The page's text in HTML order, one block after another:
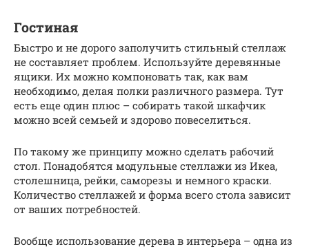
Гостиная
Быстро и не дорого заполучить стильный стеллаж
не составляет проблем. Используйте деревянные
ящики. Их можно компоновать так, как вам
необходимо, делая полки различного размера. Тут
есть еще один плюс – собирать такой шкафчик
можно всей семьей и здорово повеселиться.
По такому же принципу можно сделать рабочий
стол. Понадобятся модульные стеллажи из Икеа,
столешница, рейки, саморезы и немного краски.
Количество стеллажей и форма всего стола зависит
от ваших потребностей.
Вообще использование дерева в интерьера – одна из